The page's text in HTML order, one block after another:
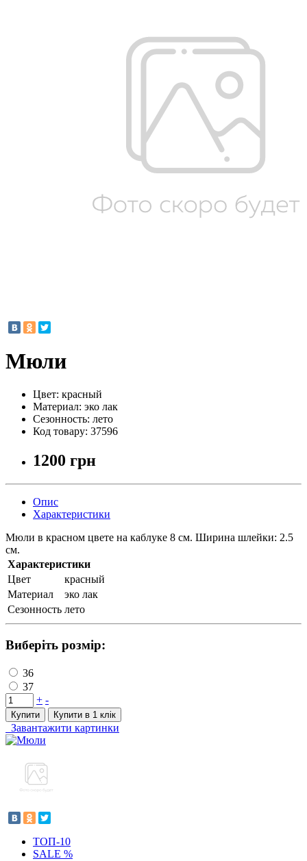
Мюли
Цвет: красный
Материал: эко лак
Сезонность: лето
Код товару: 37596
1200 грн
Опис
Характеристики
Мюли в красном цвете на каблуке 8 см. Ширина шлейки: 2.5
см.
Характеристики
Цвет
красный
Материал
эко лак
Сезонность лето
Виберіть розмір:
36
37
+ -
Купити Купити в 1 клiк
Завантажити картинки
ТОП-10
SALE %